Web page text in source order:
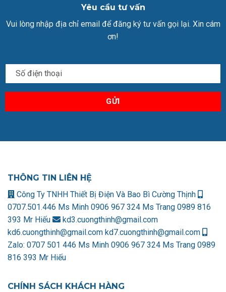
Yêu cầu tư vấn
Vui lòng nhập địa chỉ email để đăng ký tư vấn gọi lại. Xin cám
ơn!
THÔNG TIN LIÊN HỆ
Công Ty TNHH Thiết Bị Điện Và Bao Bì Cường Thịnh
0707.501.446 Ms Minh 0906 967 324 Ms Trang 0989 816
393 Mr Hiếu
kd3.cuongthinh@gmail.com
kd6.cuongthinh@gmail.com kd7.cuongthinh@gmail.com
Zalo: 0707 501 446 Ms Minh 0906 967 324 Ms Trang 0989
816 393 Mr Hiếu
CHÍNH SÁCH KHÁCH HÀNG